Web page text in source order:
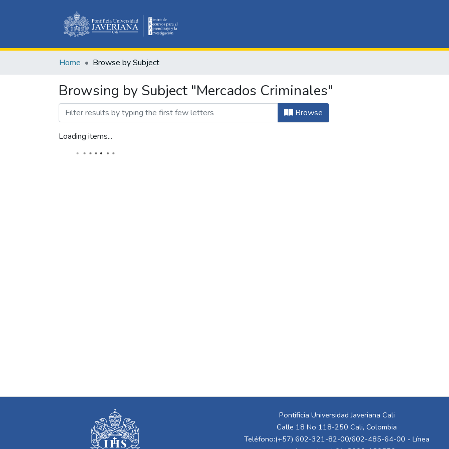
Home Browse by Subject
Browsing by Subject "Mercados Criminales"
Browse
Loading items...
Pontificia Universidad Javeriana Cali
Calle 18 No 118-250 Cali, Colombia
Teléfono:(+57) 602-321-82-00/602-485-64-00 - Línea